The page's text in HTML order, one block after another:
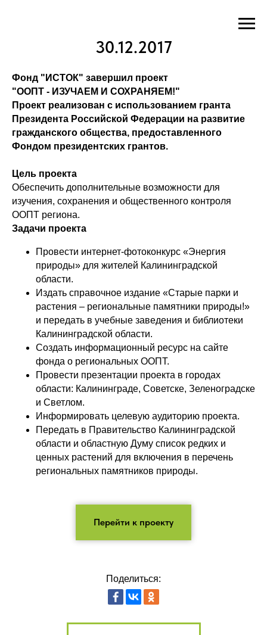
30.12.2017
Фонд "ИСТОК" завершил проект
"ООПТ - ИЗУЧАЕМ И СОХРАНЯЕМ!"
Проект реализован с использованием гранта
Президента Российской Федерации на развитие
гражданского общества, предоставленного
Фондом президентских грантов.
Цель проекта
Обеспечить дополнительные возможности для
изучения, сохранения и общественного контроля
ООПТ региона.
Задачи проекта
Провести интернет-фотоконкурс «Энергия
природы» для жителей Калининградской
области.
Издать справочное издание «Старые парки и
растения – региональные памятники природы!»
и передать в учебные заведения и библиотеки
Калининградской области.
Создать информационный ресурс на сайте
фонда о региональных ООПТ.
Провести презентации проекта в городах
области: Калининграде, Советске, Зеленоградске
и Светлом.
Информировать целевую аудиторию проекта.
Передать в Правительство Калининградской
области и областную Думу список редких и
ценных растений для включения в перечень
региональных памятников природы.
Перейти к проекту
Поделиться: